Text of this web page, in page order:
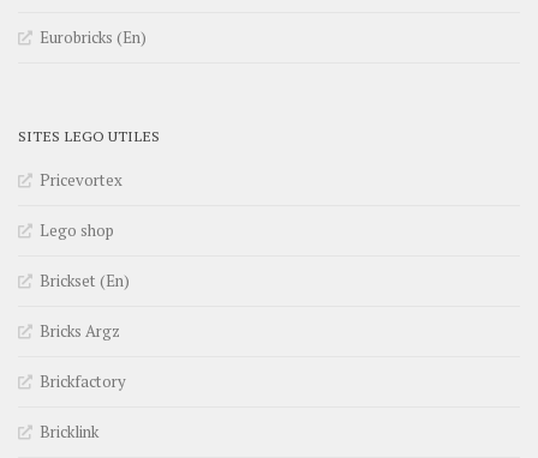
Eurobricks (En)
SITES LEGO UTILES
Pricevortex
Lego shop
Brickset (En)
Bricks Argz
Brickfactory
Bricklink